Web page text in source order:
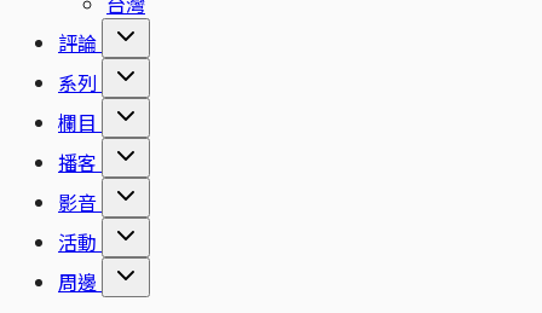
評論
系列
欄目
播客
影音
活動
周邊